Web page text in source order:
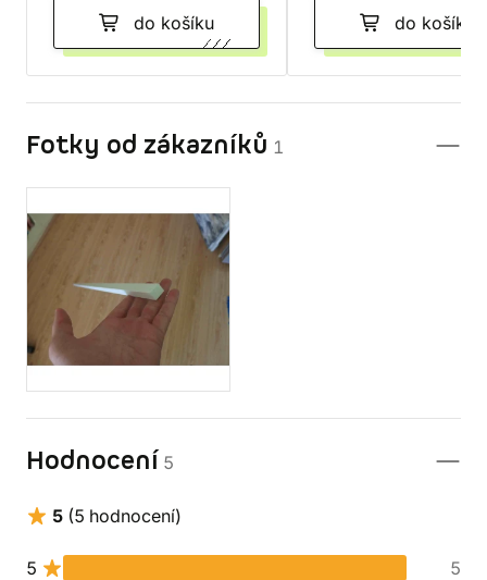
do košíku do košíku
Fotky od zákazníků 1
Hodnocení 5
5 (5 hodnocení)
5
5